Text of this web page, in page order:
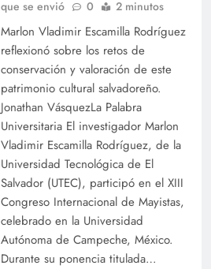
que se envió
0 2 minutos
Marlon Vladimir Escamilla Rodríguez
reflexionó sobre los retos de
conservación y valoración de este
patrimonio cultural salvadoreño.
Jonathan VásquezLa Palabra
Universitaria El investigador Marlon
Vladimir Escamilla Rodríguez, de la
Universidad Tecnológica de El
Salvador (UTEC), participó en el XIII
Congreso Internacional de Mayistas,
celebrado en la Universidad
Autónoma de Campeche, México.
Durante su ponencia titulada…